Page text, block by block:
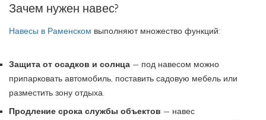
Зачем нужен навес?
Навесы в Раменском выполняют множество функций:
Защита от осадков и солнца — под навесом можно
припарковать автомобиль, поставить садовую мебель или
разместить зону отдыха.
Продление срока службы объектов — навес